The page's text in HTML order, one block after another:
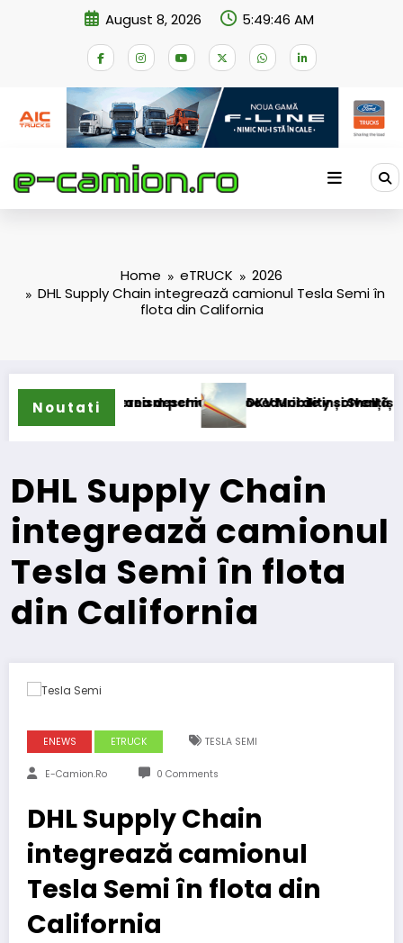
August 8, 2026 5:49:47 AM
Home eTRUCK
2026
DHL Supply Chain integrează camionul Tesla Semi în
flota din California
Noutati
permanent
deschiderii procedurii de insolvență
DKV Mobility și Shell își extind
DHL Supply Chain
integrează camionul
Tesla Semi în flota
din California
ENEWS ETRUCK TESLA SEMI
E-Camion.ro 0 Comments
DHL Supply Chain
integrează camionul
Tesla Semi în flota din
California